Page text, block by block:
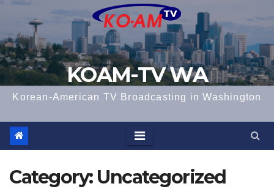
KOAM-TV WA
Korean-American TV Broadcasting in Washington
Category: Uncategorized